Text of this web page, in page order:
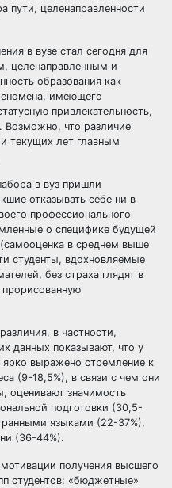
пути, целенаправленности
в вузе стал сегодня для
целенаправленным и
образования как
имеющего
привлекательность,
Возможно, что различие
текущих лет главным
в вуз пришли
отказывать себе ни в
профессионального
о специфике будущей
в среднем выше
студенты, вдохновляемые
без страха глядят в
в частности,
данных показывают, что у
ярко выражено стремление к
(9-18,5%), в связи с чем они
оценивают значимость
подготовки (30,5-
языками (22-37%),
(36-44%).
получения высшего
студентов: «бюджетные»